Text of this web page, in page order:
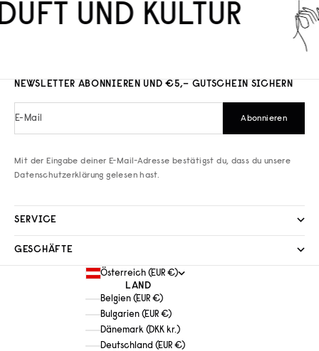
UND KULTUR
NEWSLETTER ABONNIEREN UND €5,– GUTSCHEIN SICHERN
E-Mail Abonnieren
Mit der Eingabe deiner E-Mail-Adresse bestätigst du, dass du unsere
Datenschutzerklärung gelesen hast.
SERVICE
GESCHÄFTE
Österreich (EUR €)
LAND
Belgien (EUR €)
Bulgarien (EUR €)
Dänemark (DKK kr.)
Deutschland (EUR €)